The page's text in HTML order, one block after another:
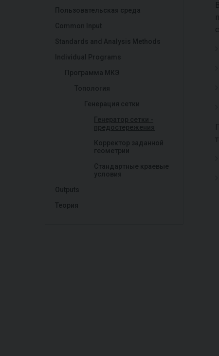
Пользовательская среда
Common Input
Standards and Analysis Methods
Individual Programs
Программа МКЭ
Toпология
Генерация сетки
Генератор сетки -
предостережения
Корректор заданной
геометрии
Стандартные краевые
условия
Outputs
Теория